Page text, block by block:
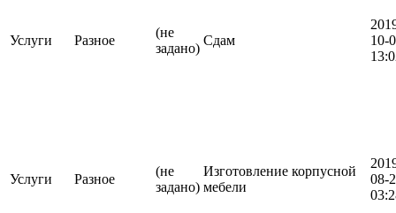
Услуги Разное
(не
задано)
Сдам
10-
Услуги Разное
(не
задано)
Изготовление корпусной
мебели
08-